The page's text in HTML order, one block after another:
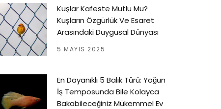
Kuşlar Kafeste Mutlu Mu?
Kuşların Özgürlük Ve Esaret
Arasındaki Duygusal Dünyası
5 MAYIS 2025
En Dayanıklı 5 Balık Türü: Yoğun
İş Temposunda Bile Kolayca
Bakabileceğiniz Mükemmel Ev